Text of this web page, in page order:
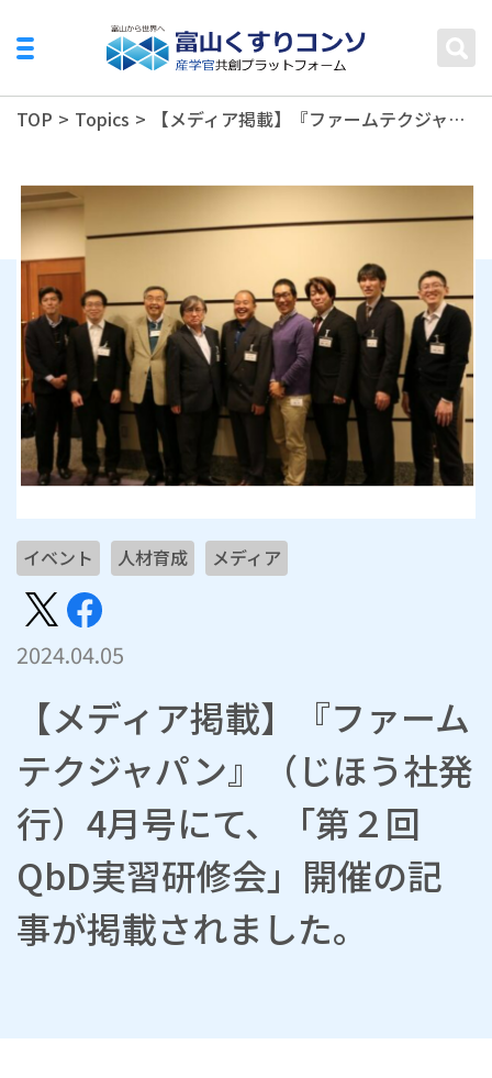
TOP > Topics > 【メディア掲載】『ファームテクジャパン』（じほう社発行）4月号にて、「第２回QbD実習研修会」開催の記事が掲載されました。
イベント 人材育成 メディア
2024.04.05
【メディア掲載】『ファーム
テクジャパン』（じほう社発
行）4月号にて、「第２回
QbD実習研修会」開催の記
事が掲載されました。